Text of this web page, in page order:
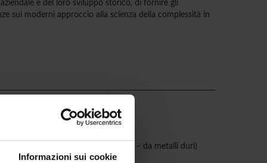
Informazioni sui cookie
e del loro sviluppo storico, di fornire gli
sui moderni approccio alla scienza della complessità in
professionali - silicosi – asbestosi – da metalli duri)